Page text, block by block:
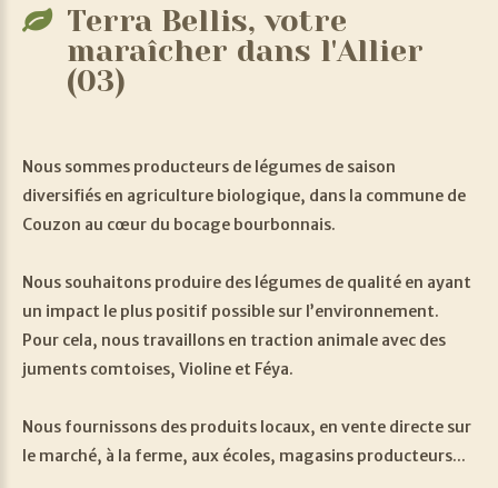
Terra Bellis, votre
maraîcher dans l'Allier
(03)
Nous sommes producteurs de légumes de saison
diversifiés en agriculture biologique, dans la commune de
Couzon au cœur du bocage bourbonnais.
Nous souhaitons produire des légumes de qualité en ayant
un impact le plus positif possible sur l’environnement.
Pour cela, nous travaillons en traction animale avec des
juments comtoises, Violine et Féya.
Nous fournissons des produits locaux, en vente directe sur
le marché, à la ferme, aux écoles, magasins producteurs...